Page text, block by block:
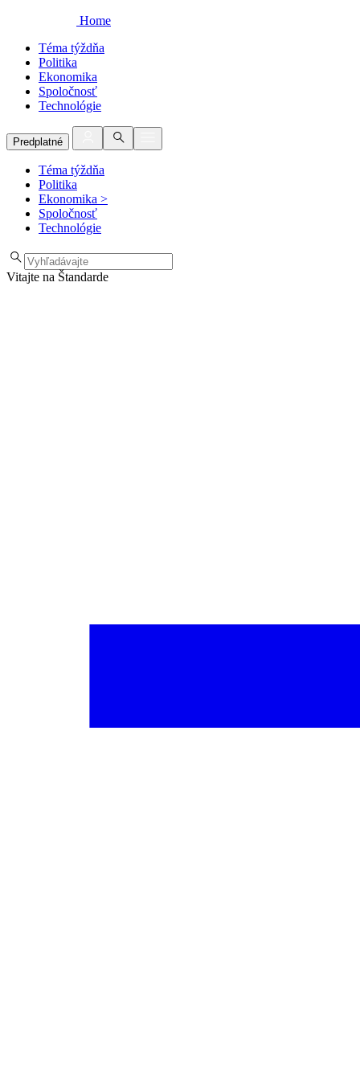
Home
Téma týždňa
Politika
Ekonomika
Spoločnosť
Technológie
Predplatné
Téma týždňa
Politika
Ekonomika >
Spoločnosť
Technológie
Vitajte na Štandarde